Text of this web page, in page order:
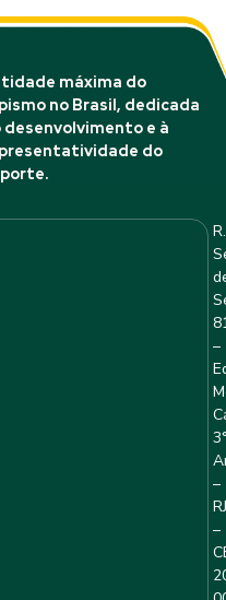
máxima do
no Brasil, dedicada
desenvolvimento e à
do
R.
–
–
RJ
–